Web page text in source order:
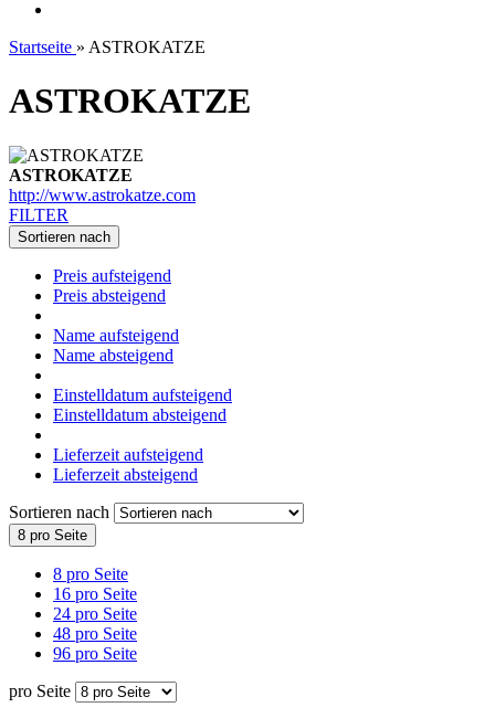
Startseite » ASTROKATZE
ASTROKATZE
ASTROKATZE
http://www.astrokatze.com
FILTER
Sortieren nach
Preis aufsteigend
Preis absteigend
Name aufsteigend
Name absteigend
Einstelldatum aufsteigend
Einstelldatum absteigend
Lieferzeit aufsteigend
Lieferzeit absteigend
Sortieren nach
8 pro Seite
8 pro Seite
16 pro Seite
24 pro Seite
48 pro Seite
96 pro Seite
pro Seite